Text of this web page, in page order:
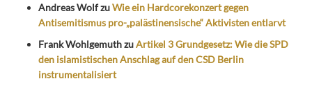
Andreas WolfzuWie ein Hardcorekonzert gegen
Antisemitismus pro-„palästinensische“ Aktivisten entlarvt
Frank WohlgemuthzuArtikel 3 Grundgesetz: Wie die SPD
den islamistischen Anschlag auf den CSD Berlin
instrumentalisiert